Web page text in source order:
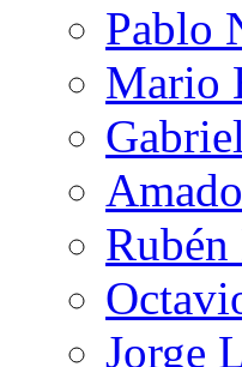
Pablo
Mario
Jorge